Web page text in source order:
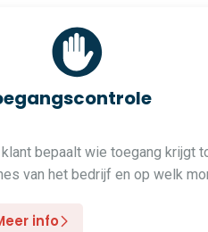
klant bepaalt wie toegang krijgt
van het bedrijf en op welk
info